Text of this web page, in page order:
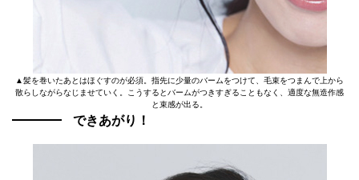
▲髪を巻いたあとはほぐすのが必須。指先に少量のバームをつけて、毛束をつまんで上から
散らしながらなじませていく。こうするとバームがつきすぎることもなく、適度な無造作感
と束感が出る。
できあがり！